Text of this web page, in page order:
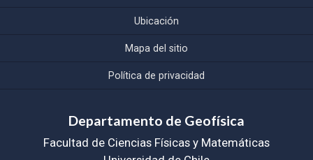
Ubicación
Mapa del sitio
Política de privacidad
Departamento de Geofísica
Facultad de Ciencias Físicas y Matemáticas